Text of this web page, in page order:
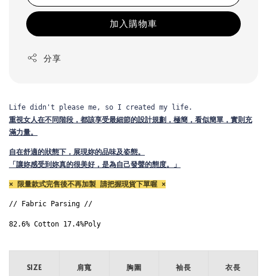
加入購物車
分享
Life didn't please me, so I created my life.
重視女人在不同階段，都該享受最細節的設計規劃， 極簡，看似簡單，實則充
滿力量。
自在舒適的狀態下，展現妳的品味及姿態。
「讓妳感受到妳真的很美好，是為自己發聲的態度。」
× 限量款式完售後不再加製 請把握現貨下單喔 ×
// Fabric Parsing //
82.6% Cotton 17.4%Poly
SIZE 肩寬 胸圍 袖長 衣長